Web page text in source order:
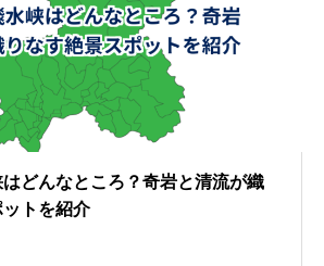
どんなところ？奇岩と清流が織
トを紹介